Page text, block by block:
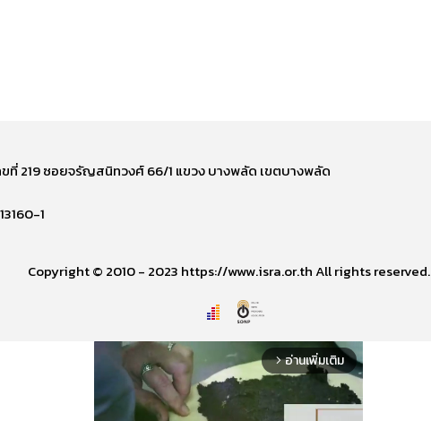
ขที่ 219 ซอยจรัญสนิทวงศ์ 66/1 แขวง บางพลัด เขตบางพลัด
1
Copyright © 2010 - 2023 https://www.isra.or.th All rights reserved.
arrow_forward_ios อ่านเพิ่มเติม